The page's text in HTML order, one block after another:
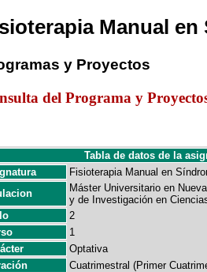
Manual
y Proyectos
del Programa y
Tabla de datos de la
Fisioterapia Manual en
Máster Universitario en
y de Investigación en
2
1
Optativa
Cuatrimestral (Primer